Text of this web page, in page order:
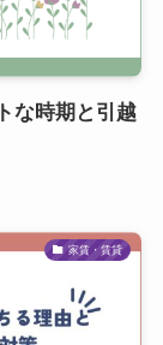
な時期と引越
家賃・賃貸